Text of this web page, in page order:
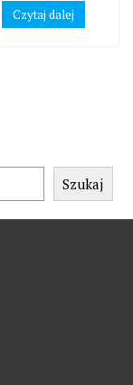
Czytaj dalej
Szukaj